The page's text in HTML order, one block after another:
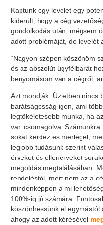
Kaptunk egy levelet egy
kiderült, hogy a cég
gondolkodás után, mégsem
adott problémáját, de levelét
“Nagyon szépen köszönöm
és az abszolút ügyfélbarát
benyomásom van a cégről,
Azt mondják: Üzletben nincs
barátságosság igen, ami
legtökéletesebb munka, ha
van csomagolva.
sokat kérdez és mérlegel,
legjobb tudásunk szerint
érveket és ellenérveket
megoldás megtalálásában.
rendeléstől, mert nem az a
mindenképpen a mi
100%-ig jó számára.
köszönhessünk el
ahogy az adott kérésével